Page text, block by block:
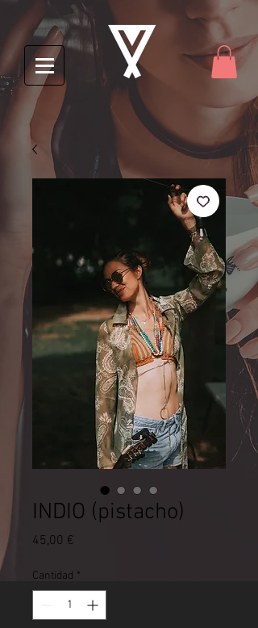
INDIO (pistacho)
45,00 €
Cantidad *